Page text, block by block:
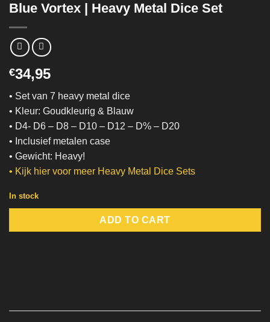
Blue Vortex | Heavy Metal Dice Set
€34,95
• Set van 7 heavy metal dice
• Kleur: Goudkleurig & Blauw
• D4- D6 – D8 – D10 – D12 – D% – D20
• Inclusief metalen case
• Gewicht: Heavy!
• Kijk hier voor meer Heavy Metal Dice Sets
In stock
ADD TO CART